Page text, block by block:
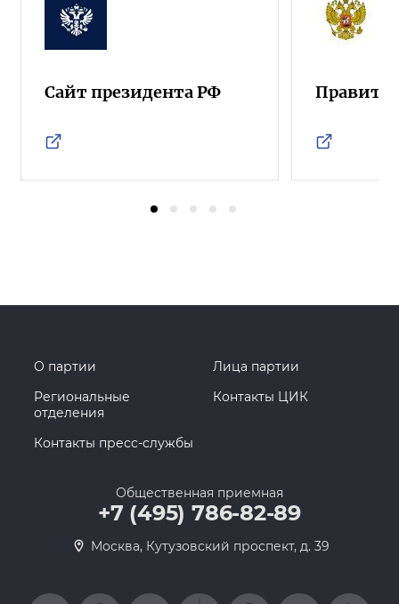
Сайт президента РФ
О партии
Лица партии
Региональные
отделения
Контакты ЦИК
Контакты пресс-службы
Общественная приемная
+7 (495) 786-82-89
Москва, Кутузовский проспект, д. 39